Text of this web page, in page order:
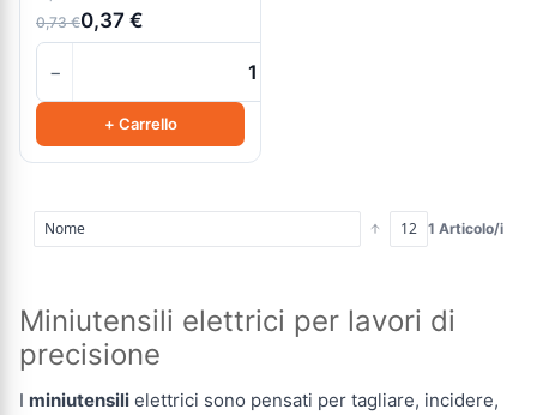
0,73 €0,37 €
−
+ Carrello
1 Articolo/i
Miniutensili elettrici per lavori di
precisione
I miniutensili elettrici sono pensati per tagliare, incidere,